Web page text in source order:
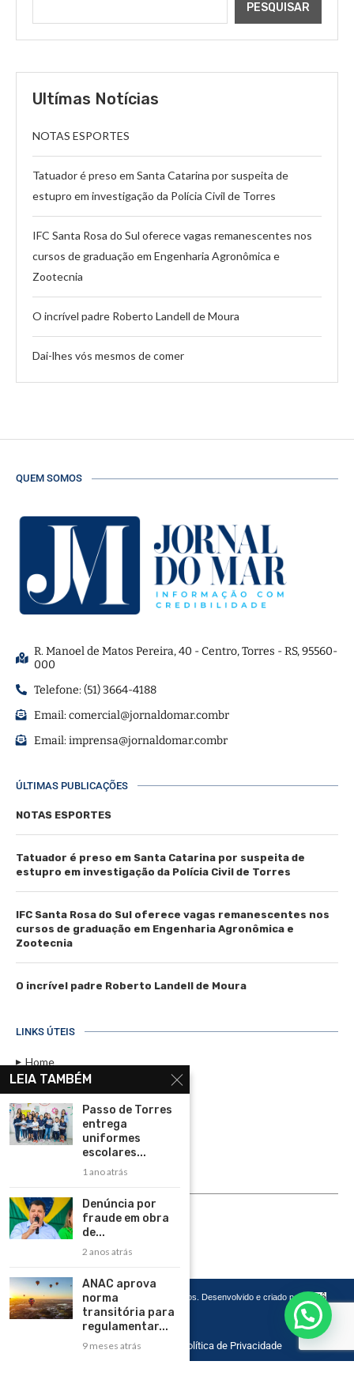
PESQUISAR
Ultímas Notícias
NOTAS ESPORTES
Tatuador é preso em Santa Catarina por suspeita de
estupro em investigação da Polícia Civil de Torres
IFC Santa Rosa do Sul oferece vagas remanescentes nos
cursos de graduação em Engenharia Agronômica e
Zootecnia
O incrível padre Roberto Landell de Moura
Dai-lhes vós mesmos de comer
QUEM SOMOS
R. Manoel de Matos Pereira, 40 - Centro, Torres - RS, 95560-
000
Telefone: (51) 3664-4188
Email:comercial@jornaldomar.combr
Email:imprensa@jornaldomar.combr
ÚLTIMAS PUBLICAÇÕES
NOTAS ESPORTES
Tatuador é preso em Santa Catarina por suspeita de
estupro em investigação da Polícia Civil de Torres
IFC Santa Rosa do Sul oferece vagas remanescentes nos
cursos de graduação em Engenharia Agronômica e
Zootecnia
O incrível padre Roberto Landell de Moura
LINKS ÚTEIS
Home
Assinar
Contato
Política de Privacidade
Rádio Maristela - Ao Vivo
ASSINE
Copyright 2026 – Todos os Direitos Reservados. Desenvolvido e criado por
Cadô
Agência de Marketing
Home Contato Política de Privacidade
LEIA TAMBÉM
Passo de Torres
entrega
uniformes
escolares...
1 ano atrás
Denúncia por
fraude em obra
de...
2 anos atrás
ANAC aprova
norma
transitória para
regulamentar...
9 meses atrás